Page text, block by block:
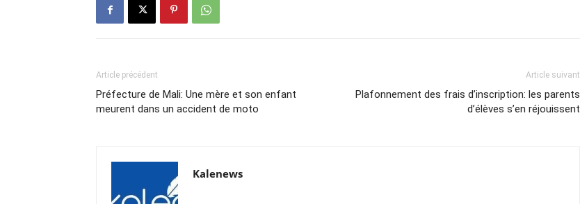
Article précédent
Préfecture de Mali: Une mère et son enfant
meurent dans un accident de moto
Article suivant
Plafonnement des frais d’inscription: les parents
d’élèves s’en réjouissent
Kalenews